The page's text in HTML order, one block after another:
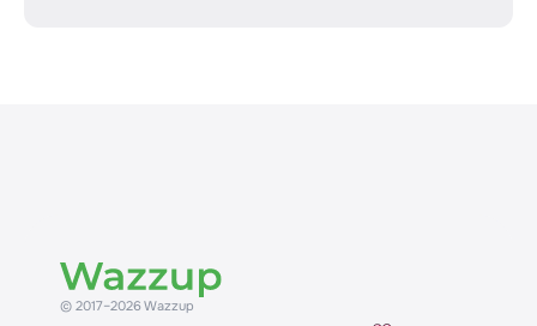
© 2017–2026 Wazzup